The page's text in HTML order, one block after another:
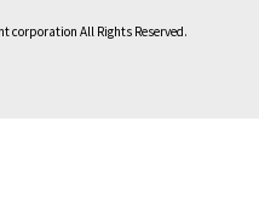
corporation All Rights Reserved.